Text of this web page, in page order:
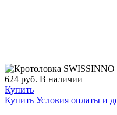
624 руб. В наличии
Купить
Купить Условия оплаты и